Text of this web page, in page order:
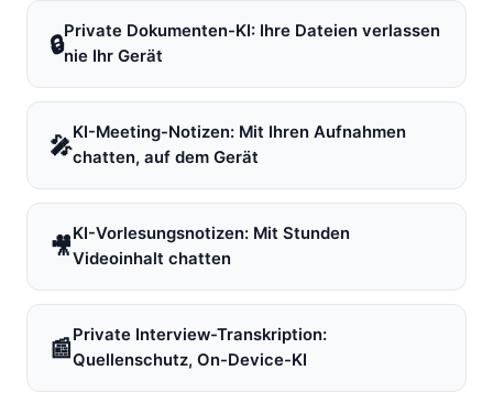
🔒Private Dokumenten-KI: Ihre Dateien verlassen
nie Ihr Gerät
🎤KI-Meeting-Notizen: Mit Ihren Aufnahmen
chatten, auf dem Gerät
🎥KI-Vorlesungsnotizen: Mit Stunden
Videoinhalt chatten
📰Private Interview-Transkription:
Quellenschutz, On-Device-KI